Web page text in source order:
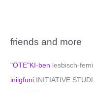
friends and more
"ÖTE"KI-ben lesbisch-
iniigfuni INITIATIVE